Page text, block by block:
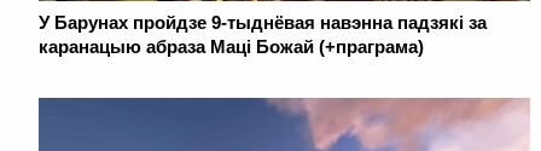
У Барунах пройдзе 9-тыднёвая навэнна падзякі за
каранацыю абраза Маці Божай (+праграма)